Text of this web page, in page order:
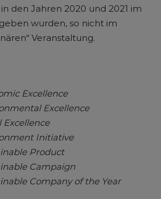
den Jahren 2020 und 2021 im
wurden, so nicht im
Veranstaltung.
Excellence
Excellence
Excellence
Initiative
Product
Campaign
Company of the Year